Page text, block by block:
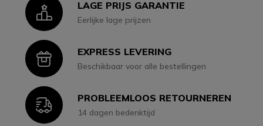
IconLAGE PRIJS GARANTIE
Eerlijke lage prijzen
IconEXPRESS LEVERING
Beschikbaar voor alle bestellingen
IconPROBLEEMLOOS RETOURNEREN
14 dagen bedenktijd